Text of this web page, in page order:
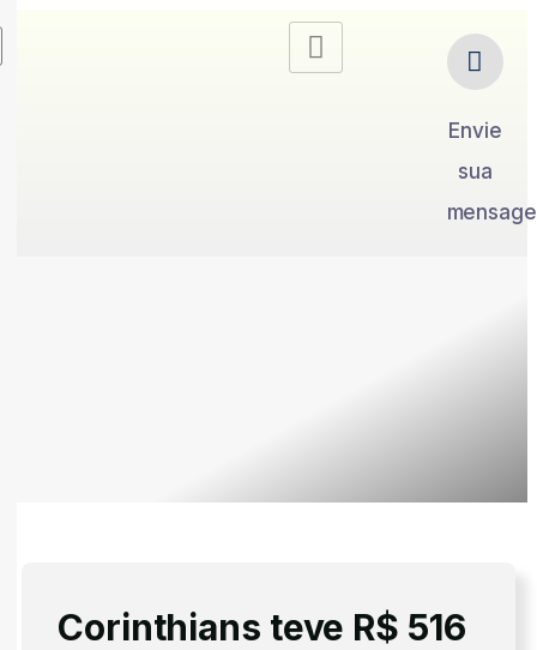
Envie
sua
Corinthians teve R$ 516